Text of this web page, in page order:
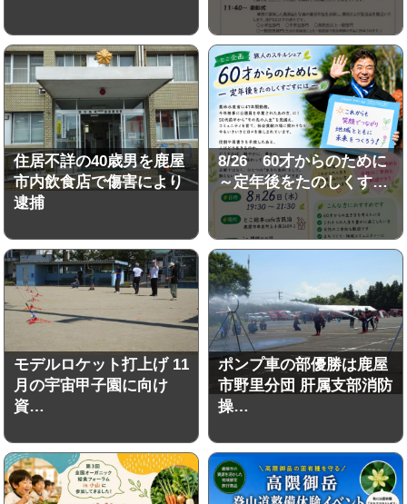
住居不詳の40歳男を鹿屋
市内飲食店で傷害により
逮捕
8/26 60才からのために
～定年後をたのしくす…
モデルロケット打上げ 11
月の宇宙甲子園に向け
資…
ポンプ車の部優勝は鹿屋
市野里分団 肝属支部消防
操…